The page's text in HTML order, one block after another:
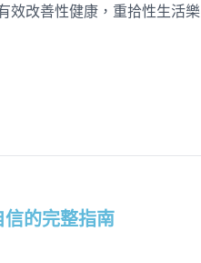
效改善性健康，重拾性生活樂
的完整指南